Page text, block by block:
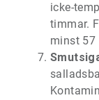
icke-
timmar.
minst 57